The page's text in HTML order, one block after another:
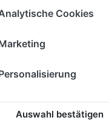
Cookies
Auswahl bestätigen